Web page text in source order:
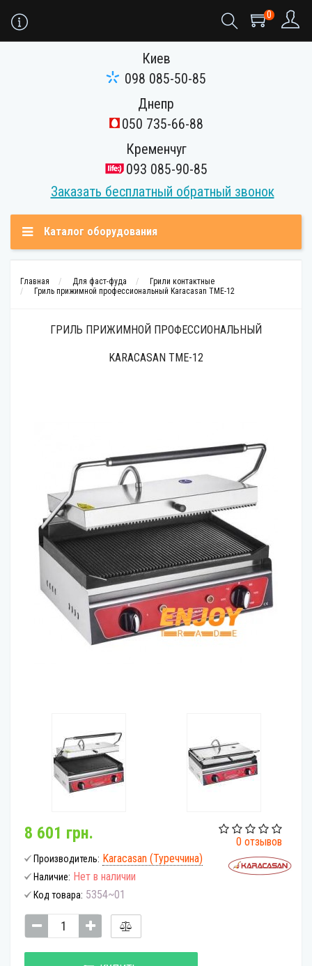
0
Киев
098 085-50-85
Днепр
050 735-66-88
Кременчуг
093 085-90-85
Заказать бесплатный обратный звонок
Каталог оборудования
Главная Для фаст-фуда
Грили контактные
Гриль прижимной профессиональный Karacasan TME-12
ГРИЛЬ ПРИЖИМНОЙ ПРОФЕССИОНАЛЬНЫЙ
KARACASAN TME-12
0 отзывов
8 601 грн.
Производитель: Karacasan (Туреччина)
Наличие: Нет в наличии
Код товара: 5354~01